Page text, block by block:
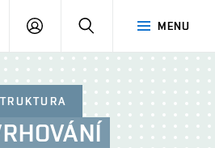
MENU
PŘIHLÁSIT